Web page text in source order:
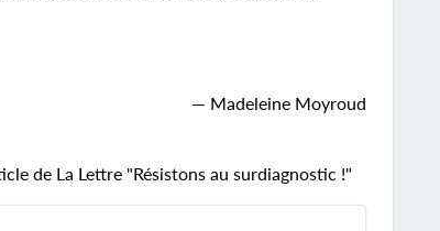
— Madeleine Moyroud
de La Lettre "Résistons au surdiagnostic !"